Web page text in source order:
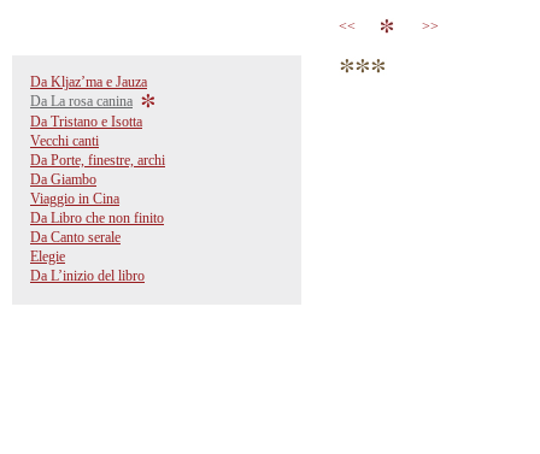
Da Kljaz’ma e Jauza
Da La rosa canina
Da Tristano e Isotta
Vecchi canti
Da Porte, finestre, archi
Da Giambo
Viaggio in Cina
Da Libro che non finito
Da Canto serale
Elegie
Da L’inizio del libro
<< >>